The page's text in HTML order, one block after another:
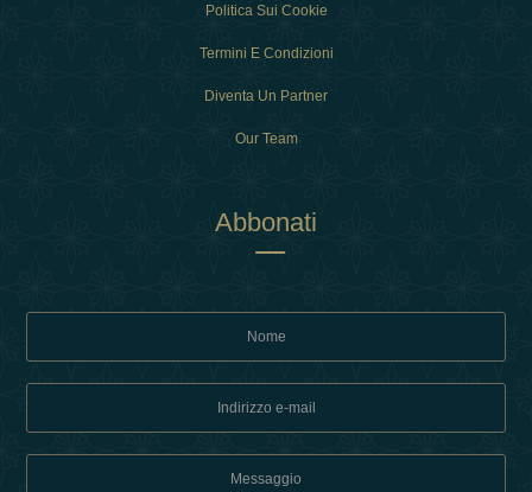
Politica Sui Cookie
Termini E Condizioni
Diventa Un Partner
Our Team
Abbonati